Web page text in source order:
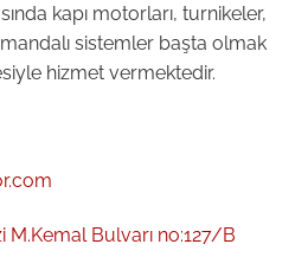
kapı motorları, turnikeler,
sistemler başta olmak
hizmet vermektedir.
M.Kemal Bulvarı no:127/B